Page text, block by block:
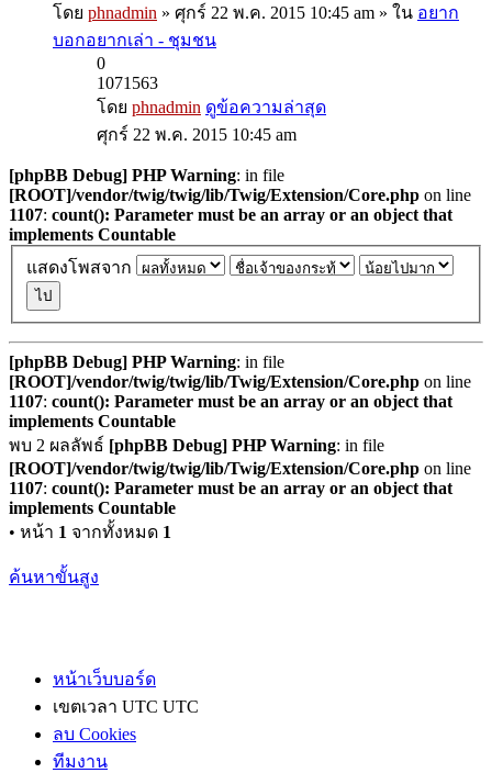
โดย phnadmin » ศุกร์ 22 พ.ค. 2015 10:45 am » ใน อยาก
บอกอยากเล่า - ชุมชน
0
1071563
โดย phnadmin ดูข้อความล่าสุด
ศุกร์ 22 พ.ค. 2015 10:45 am
[phpBB Debug] PHP Warning: in file
[ROOT]/vendor/twig/twig/lib/Twig/Extension/Core.php on line
1107: count(): Parameter must be an array or an object that
implements Countable
แสดงโพสจาก
[phpBB Debug] PHP Warning: in file
[ROOT]/vendor/twig/twig/lib/Twig/Extension/Core.php on line
1107: count(): Parameter must be an array or an object that
implements Countable
พบ 2 ผลลัพธ์ [phpBB Debug] PHP Warning: in file
[ROOT]/vendor/twig/twig/lib/Twig/Extension/Core.php on line
1107: count(): Parameter must be an array or an object that
implements Countable
• หน้า 1 จากทั้งหมด 1
ค้นหาขั้นสูง
หน้าเว็บบอร์ด
เขตเวลา UTC UTC
ลบ Cookies
ทีมงาน